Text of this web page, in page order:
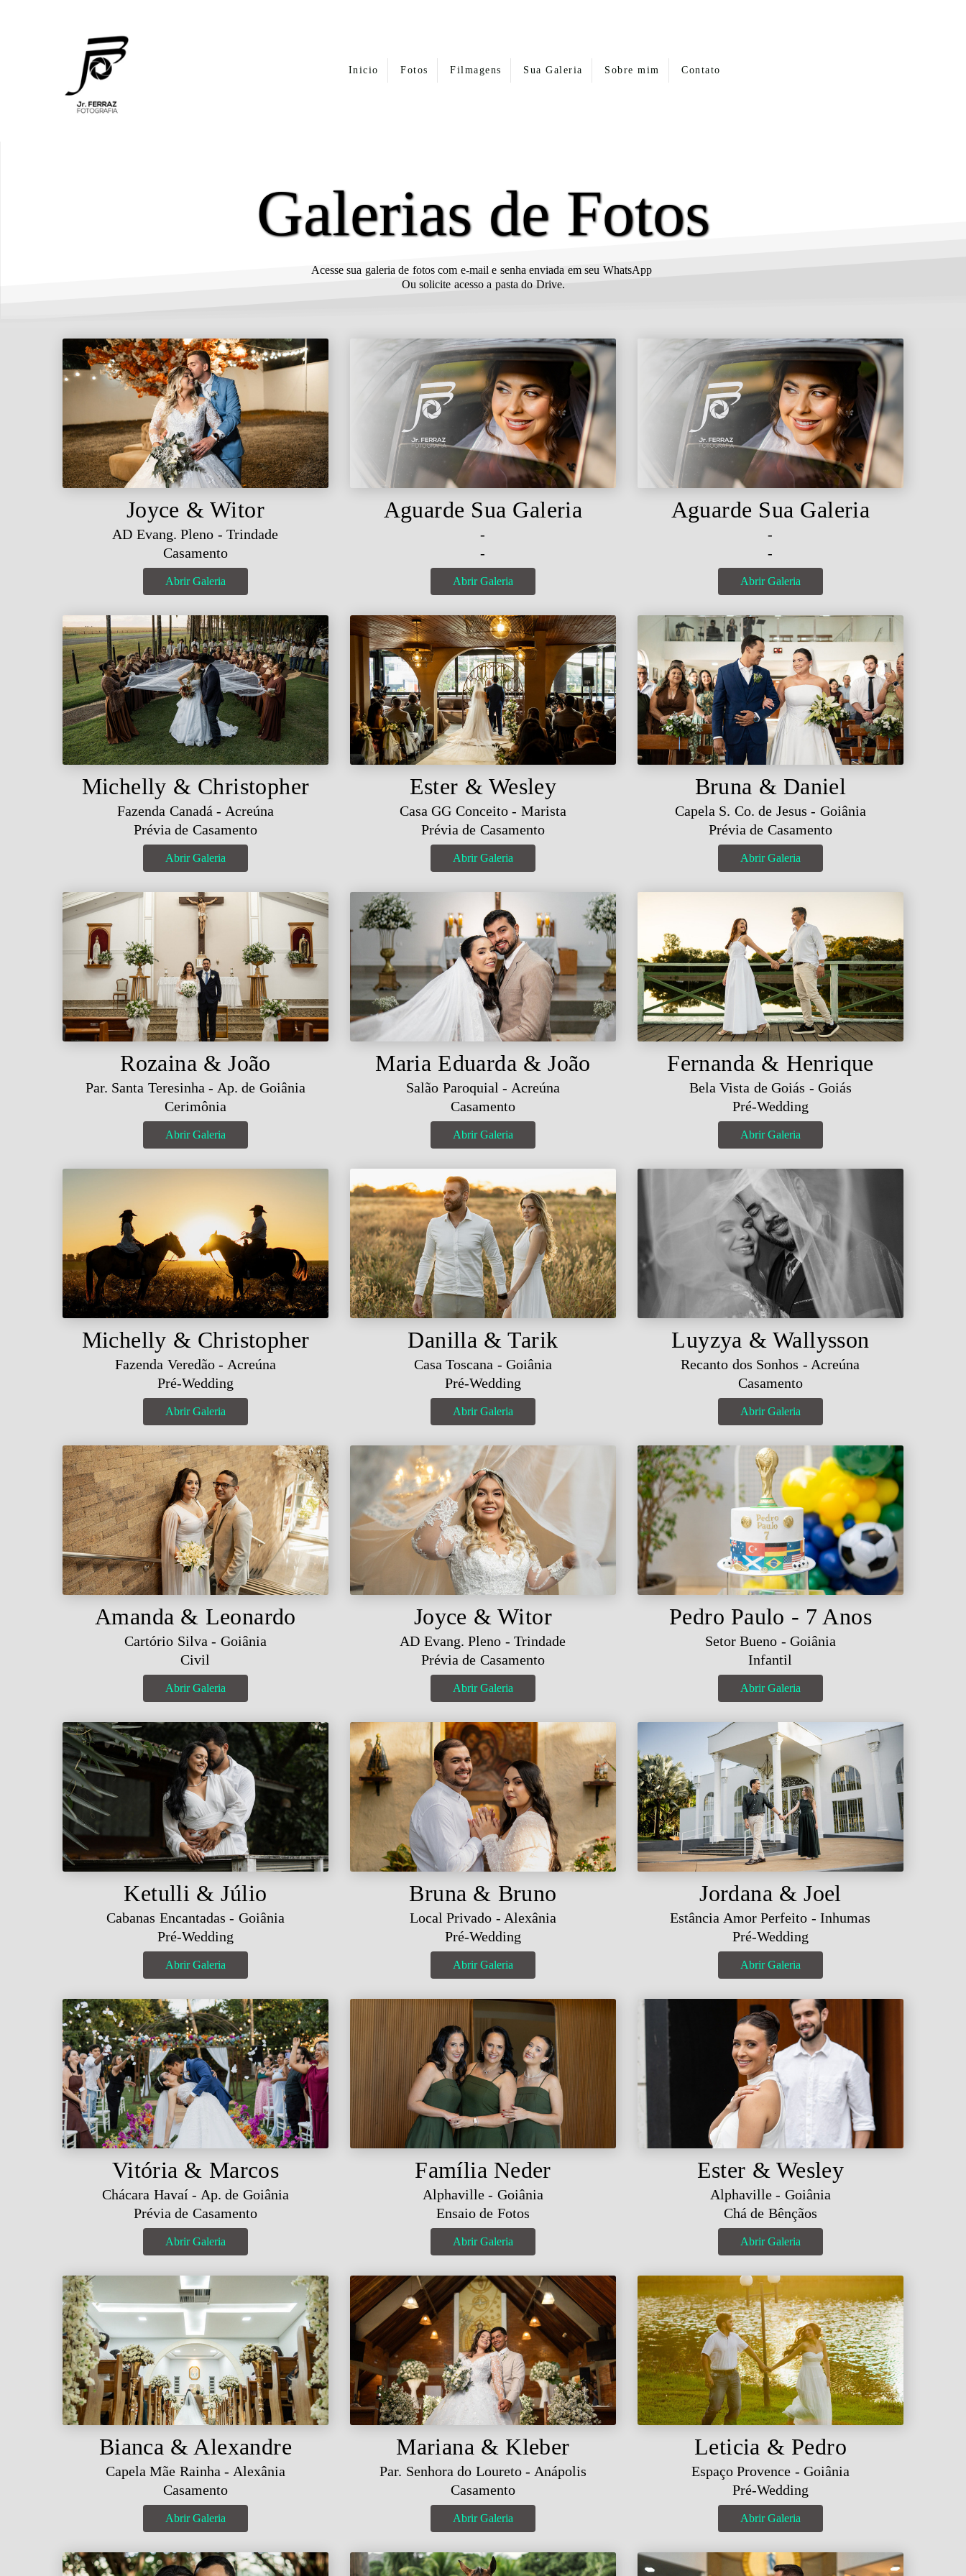
Inicio Fotos Filmagens Sua Galeria Sobre mim Contato
Galerias de Fotos
Acesse sua galeria de fotos com e-mail e senha enviada em seu WhatsApp
Ou solicite acesso a pasta do Drive.
Joyce & Witor
AD Evang. Pleno - Trindade
Casamento
Abrir Galeria
Aguarde Sua Galeria
-
-
Abrir Galeria
Aguarde Sua Galeria
-
-
Abrir Galeria
Michelly & Christopher
Fazenda Canadá - Acreúna
Prévia de Casamento
Abrir Galeria
Ester & Wesley
Casa GG Conceito - Marista
Prévia de Casamento
Abrir Galeria
Bruna & Daniel
Capela S. Co. de Jesus - Goiânia
Prévia de Casamento
Abrir Galeria
Rozaina & João
Par. Santa Teresinha - Ap. de Goiânia
Cerimônia
Abrir Galeria
Maria Eduarda & João
Salão Paroquial - Acreúna
Casamento
Abrir Galeria
Fernanda & Henrique
Bela Vista de Goiás - Goiás
Pré-Wedding
Abrir Galeria
Michelly & Christopher
Fazenda Veredão - Acreúna
Pré-Wedding
Abrir Galeria
Danilla & Tarik
Casa Toscana - Goiânia
Pré-Wedding
Abrir Galeria
Luyzya & Wallysson
Recanto dos Sonhos - Acreúna
Casamento
Abrir Galeria
Amanda & Leonardo
Cartório Silva - Goiânia
Civil
Abrir Galeria
Joyce & Witor
AD Evang. Pleno - Trindade
Prévia de Casamento
Abrir Galeria
Pedro Paulo - 7 Anos
Setor Bueno - Goiânia
Infantil
Abrir Galeria
Ketulli & Júlio
Cabanas Encantadas - Goiânia
Pré-Wedding
Abrir Galeria
Bruna & Bruno
Local Privado - Alexânia
Pré-Wedding
Abrir Galeria
Jordana & Joel
Estância Amor Perfeito - Inhumas
Pré-Wedding
Abrir Galeria
Vitória & Marcos
Chácara Havaí - Ap. de Goiânia
Prévia de Casamento
Abrir Galeria
Família Neder
Alphaville - Goiânia
Ensaio de Fotos
Abrir Galeria
Ester & Wesley
Alphaville - Goiânia
Chá de Bênçãos
Abrir Galeria
Bianca & Alexandre
Capela Mãe Rainha - Alexânia
Casamento
Abrir Galeria
Mariana & Kleber
Par. Senhora do Loureto - Anápolis
Casamento
Abrir Galeria
Leticia & Pedro
Espaço Provence - Goiânia
Pré-Wedding
Abrir Galeria